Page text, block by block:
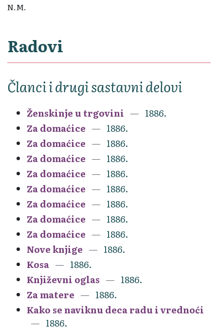
N.M.
Radovi
Članci i drugi sastavni delovi
Ženskinje u trgovini
1886.
Za domaćice
1886.
Za domaćice
1886.
Za domaćice
1886.
Za domaćice
1886.
Za domaćice
1886.
Za domaćice
1886.
Za domaćice
1886.
Za domaćice
1886.
Nove knjige
1886.
Kosa
1886.
Književni oglas
1886.
Za matere
1886.
Kako se naviknu deca radu i vrednoći
1886.